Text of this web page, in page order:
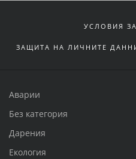
УСЛОВИЯ
ЗАЩИТА НА ЛИЧНИТЕ
Аварии
Без категория
Дарения
Екология